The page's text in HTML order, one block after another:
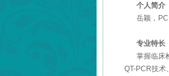
个人简介
岳颖，
专业特长
掌握临床
QT-PCR技术、